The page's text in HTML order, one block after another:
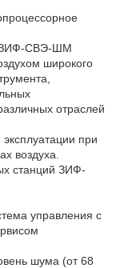
ЗИФ-СВЭ-ШМ
широкого
отраслей
при
воздуха.
станций ЗИФ-
управления с
шума (от 68